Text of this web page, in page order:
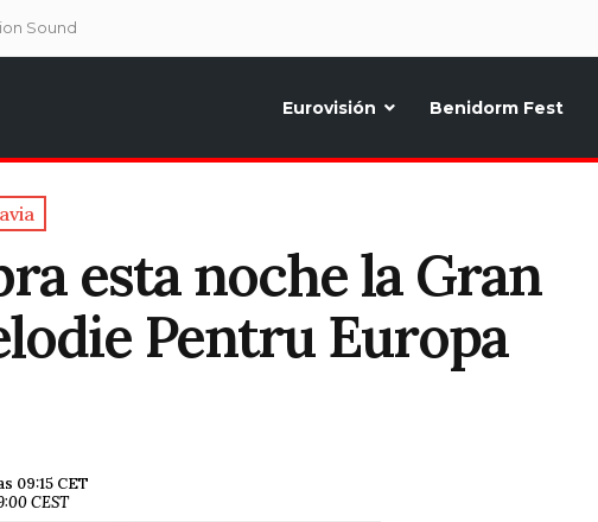
Sound
Eurovisión Benidorm Fest
esta noche la Gran
Pentru Europa
09:15 CET
CEST